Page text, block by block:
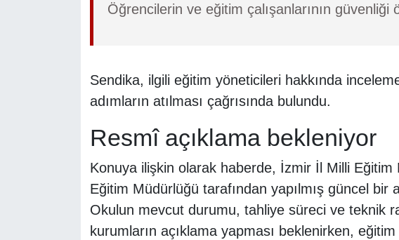
Öğrencilerin ve eğitim çalışanlarının güvenliği
Sendika, ilgili eğitim yöneticileri hakkında
adımların atılması çağrısında bulundu.
Resmî açıklama bekleniyor
Konuya ilişkin olarak haberde, İzmir İl Milli
Eğitim Müdürlüğü tarafından yapılmış güncel bir
Okulun mevcut durumu, tahliye süreci ve teknik
kurumların açıklama yapması beklenirken,